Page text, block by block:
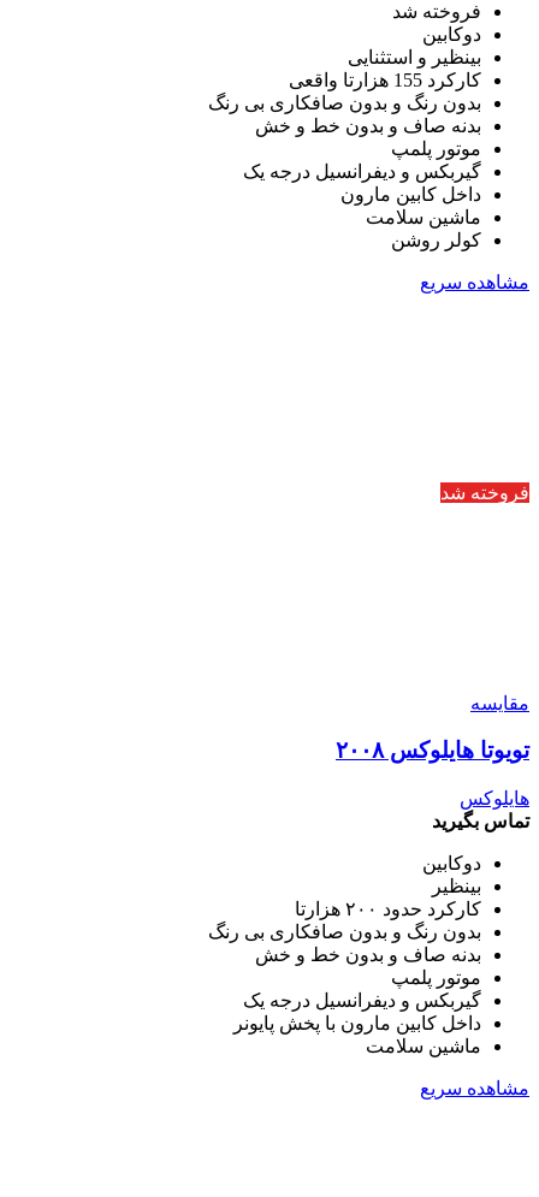
فروخته شد
دوکابین
بینظیر و استثنایی
کارکرد 155 هزارتا واقعی
بدون رنگ و بدون صافکاری بی رنگ
بدنه صاف و بدون خط و خش
موتور پلمپ
گیربکس و دیفرانسیل درجه یک
داخل کابین مارون
ماشین سلامت
کولر روشن
مشاهده سریع
فروخته شد
مقایسه
تویوتا هایلوکس ۲۰۰۸
هایلوکس
تماس بگیرید
دوکابین
بینظیر
کارکرد حدود ۲۰۰ هزارتا
بدون رنگ و بدون صافکاری بی رنگ
بدنه صاف و بدون خط و خش
موتور پلمپ
گیربکس و دیفرانسیل درجه یک
داخل کابین مارون با پخش پایونر
ماشین سلامت
مشاهده سریع